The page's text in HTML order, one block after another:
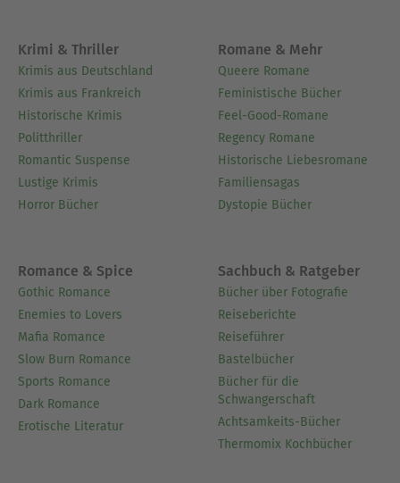
Freud (1856–1939) eine der einflussreichsten
Figuren des 20. Jahrhunderts. Die Theorien des
österreichischen Mediziners werden bis heute
diskutiert und angewandt.
Krimi & Thriller
Krimis aus Deutschland
Krimis aus Frankreich
Historische Krimis
Politthriller
Romantic Suspense
Lustige Krimis
Horror Bücher
Romane & Mehr
Queere Romane
Feministische Bücher
Feel-Good-Romane
Regency Romane
Historische Liebesromane
Familiensagas
Dystopie Bücher
Romance & Spice
Gothic Romance
Enemies to Lovers
Mafia Romance
Slow Burn Romance
Sports Romance
Dark Romance
Erotische Literatur
Sachbuch & Ratgeber
Bücher über Fotografie
Reiseberichte
Reiseführer
Bastelbücher
Bücher für die
Schwangerschaft
Achtsamkeits-Bücher
Thermomix Kochbücher